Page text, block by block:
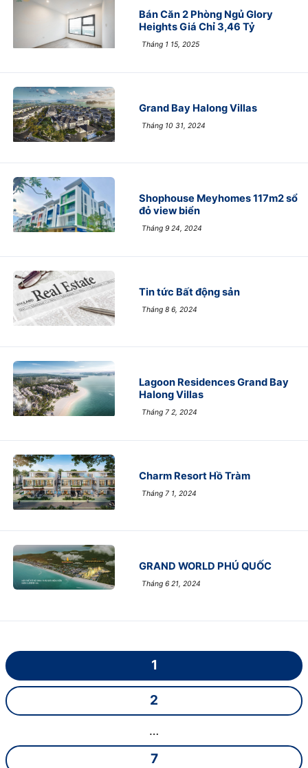
Bán Căn 2 Phòng Ngủ Glory
Heights Giá Chỉ 3,46 Tỷ
Tháng 1 15, 2025
Grand Bay Halong Villas
Tháng 10 31, 2024
Shophouse Meyhomes 117m2 sổ
đỏ view biển
Tháng 9 24, 2024
Tin tức Bất động sản
Tháng 8 6, 2024
Lagoon Residences Grand Bay
Halong Villas
Tháng 7 2, 2024
Charm Resort Hồ Tràm
Tháng 7 1, 2024
GRAND WORLD PHÚ QUỐC
Tháng 6 21, 2024
1
2
…
7